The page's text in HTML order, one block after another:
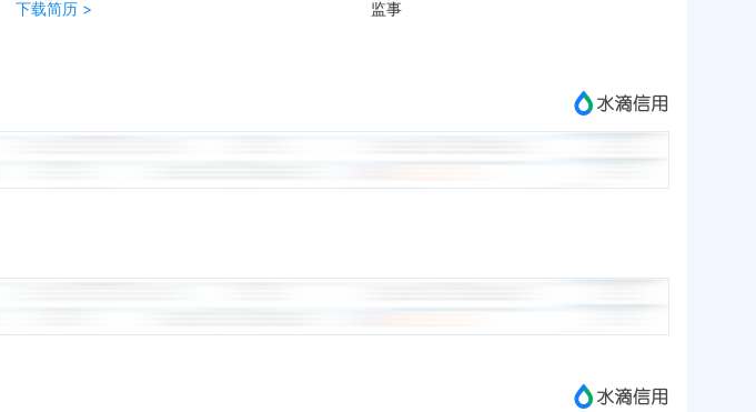
下载简历 > 监事